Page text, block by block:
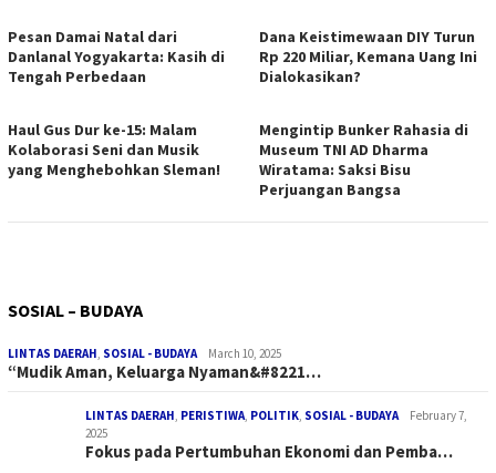
Pesan Damai Natal dari
Danlanal Yogyakarta: Kasih di
Tengah Perbedaan
Dana Keistimewaan DIY Turun
Rp 220 Miliar, Kemana Uang Ini
Dialokasikan?
Haul Gus Dur ke-15: Malam
Kolaborasi Seni dan Musik
yang Menghebohkan Sleman!
Mengintip Bunker Rahasia di
Museum TNI AD Dharma
Wiratama: Saksi Bisu
Perjuangan Bangsa
SOSIAL – BUDAYA
LINTAS DAERAH, SOSIAL - BUDAYA March 10, 2025
“Mudik Aman, Keluarga Nyaman&#8221…
LINTAS DAERAH, PERISTIWA, POLITIK, SOSIAL - BUDAYA
February 7,
2025
Fokus pada Pertumbuhan Ekonomi dan Pemba…